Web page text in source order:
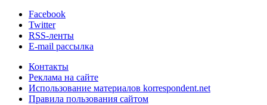
Facebook
Twitter
RSS-ленты
E-mail рассылка
Контакты
Реклама на сайте
Использование материалов korrespondent.net
Правила пользования сайтом